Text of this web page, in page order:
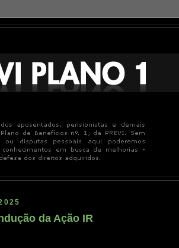
da Ação IR